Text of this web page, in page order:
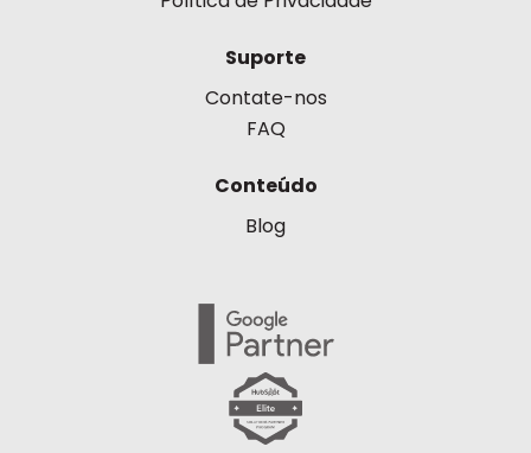
Suporte
Contate-nos
FAQ
Conteúdo
Blog